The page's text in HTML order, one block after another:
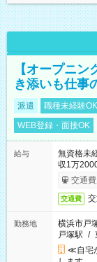
【オープニ
き添いも仕事
派遣 職種未経験OK
WEB登録・面接OK
給与
無資格未
収1万
交通
交通費
勤務地
横浜市戸
戸塚駅 /
≪自宅